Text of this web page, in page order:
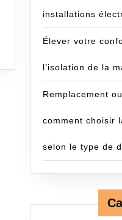
installations
Élever votre
l’isolation de la
Remplacement
comment choisir
selon le type de